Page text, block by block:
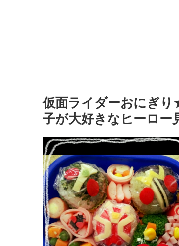
仮面ライダーおにぎ
子が大好きなヒーロー